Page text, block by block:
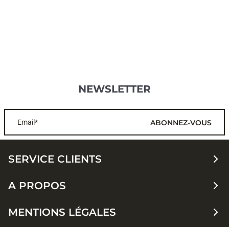
NEWSLETTER
Email* ABONNEZ-VOUS
SERVICE CLIENTS
A PROPOS
MENTIONS LÉGALES